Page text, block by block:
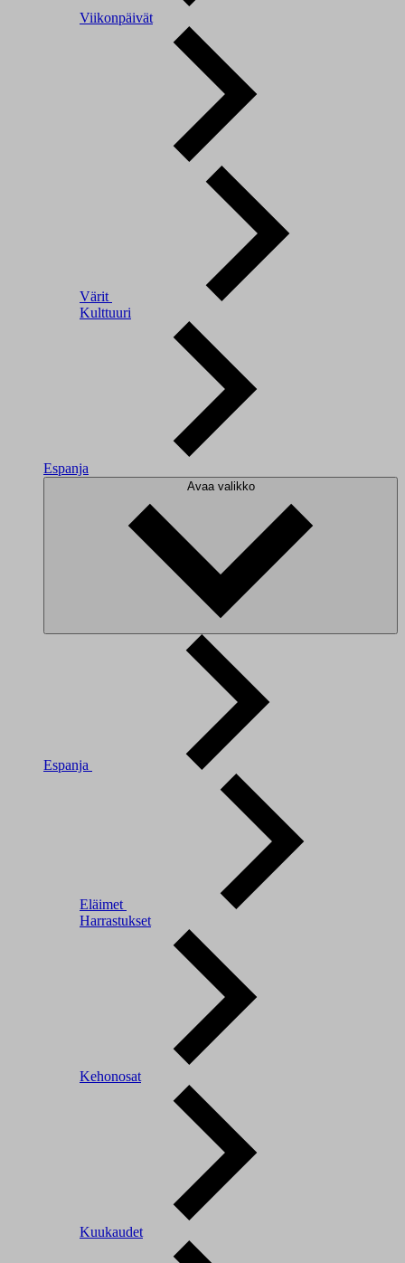
Viikonpäivät
Värit
Kulttuuri
Espanja
Avaa valikko
Espanja
Eläimet
Harrastukset
Kehonosat
Kuukaudet